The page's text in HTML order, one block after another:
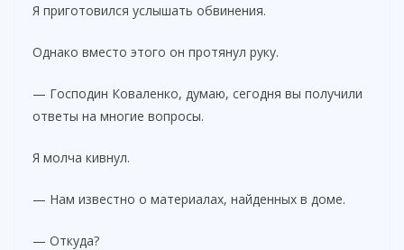
Я приготовился услышать обвинения.
Однако вместо этого он протянул руку.
— Господин Коваленко, думаю, сегодня вы получили
ответы на многие вопросы.
Я молча кивнул.
— Нам известно о материалах, найденных в доме.
— Откуда?